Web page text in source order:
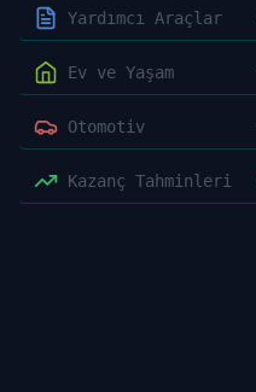
Yardımcı Araçlar
Ev ve Yaşam
Otomotiv
Kazanç Tahminleri